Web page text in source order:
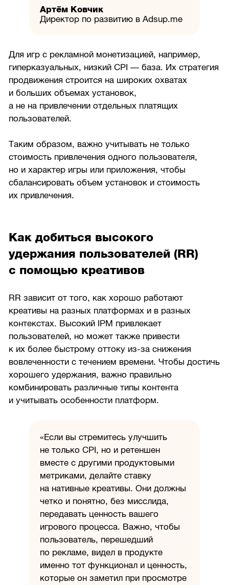
Артём Ковчик
Директор по развитию в Adsup.me
Для игр с рекламной монетизацией, например,
гиперказуальных, низкий CPI — база. Их стратегия
продвижения строится на широких охватах
и больших объемах установок,
а не на привлечении отдельных платящих
пользователей.
Таким образом, важно учитывать не только
стоимость привлечения одного пользователя,
но и характер игры или приложения, чтобы
сбалансировать объем установок и стоимость
их привлечения.
Как добиться высокого
удержания пользователей (RR)
с помощью креативов
RR зависит от того, как хорошо работают
креативы на разных платформах и в разных
контекстах. Высокий IPM привлекает
пользователей, но может также привести
к их более быстрому оттоку из-за снижения
вовлеченности с течением времени. Чтобы достичь
хорошего удержания, важно правильно
комбинировать различные типы контента
и учитывать особенности платформ.
«Если вы стремитесь улучшить
не только CPI, но и ретеншен
вместе с другими продуктовыми
метриками, делайте ставку
на нативные креативы. Они должны
четко и понятно, без мисслида,
передавать ценность вашего
игрового процесса. Важно, чтобы
пользователь, перешедший
по рекламе, видел в продукте
именно тот функционал и ценность,
которые он заметил при просмотре